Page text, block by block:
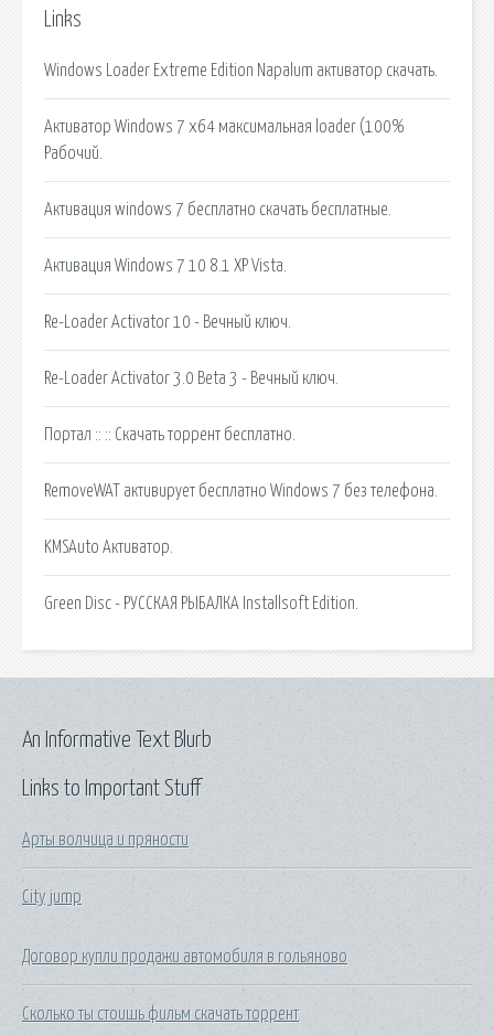
Links
Windows Loader Extreme Edition Napalum активатор скачать.
Активатор Windows 7 x64 максимальная loader (100%
Рабочий.
Активация windows 7 бесплатно скачать бесплатные.
Активация Windows 7 10 8.1 XP Vista.
Re-Loader Activator 10 - Вечный ключ.
Re-Loader Activator 3.0 Beta 3 - Вечный ключ.
Портал :: :: Скачать торрент бесплатно.
RemoveWAT активирует бесплатно Windows 7 без телефона.
KMSAuto Активатор.
Green Disc - РУССКАЯ РЫБАЛКА Installsoft Edition.
Links to Important Stuff
Арты волчица и пряности
City jump
Договор купли продажи автомобиля в гольяново
Сколько ты стоишь фильм скачать торрент
An Informative Text Blurb